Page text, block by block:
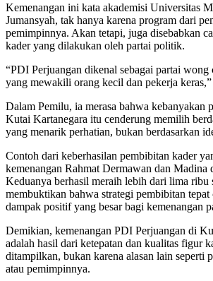
Kemenangan ini kata akademisi Universitas
Jumansyah, tak hanya karena program dari
pemimpinnya. Akan tetapi, juga disebabkan
kader yang dilakukan oleh partai politik.
“PDI Perjuangan dikenal sebagai partai
yang mewakili orang kecil dan pekerja
Dalam Pemilu, ia merasa bahwa kebanyakan
Kutai Kartanegara itu cenderung memilih
yang menarik perhatian, bukan berdasarkan
Contoh dari keberhasilan pembibitan kader
kemenangan Rahmat Dermawan dan Madina
Keduanya berhasil meraih lebih dari lima ribu
membuktikan bahwa strategi pembibitan tepat
dampak positif yang besar bagi kemenangan
Demikian, kemenangan PDI Perjuangan di
adalah hasil dari ketepatan dan kualitas figur
ditampilkan, bukan karena alasan lain seperti
atau pemimpinnya.